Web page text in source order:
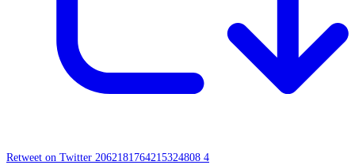
Retweet on Twitter 2062181764215324808 4